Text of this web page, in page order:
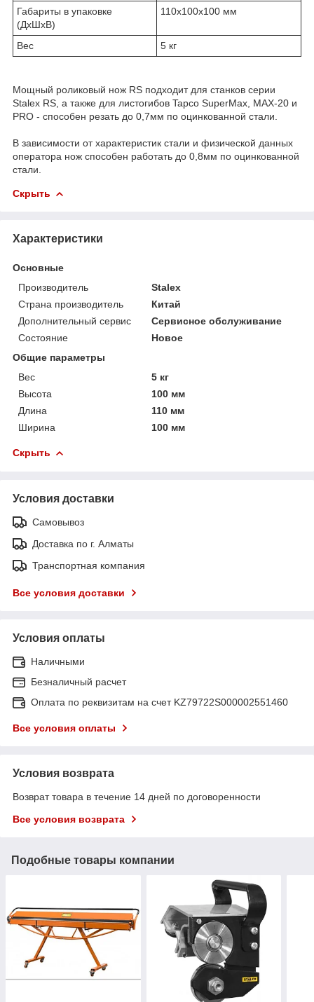
Габариты в упаковке
(ДхШхВ)
110х100х100 мм
Вес 5 кг
Мощный роликовый нож RS подходит для станков серии
Stalex RS, а также для листогибов Tapco SuperMax, MAX-20 и
PRO - способен резать до 0,7мм по оцинкованной стали.
В зависимости от характеристик стали и физической данных
оператора нож способен работать до 0,8мм по оцинкованной
стали.
Скрыть
Характеристики
Основные
Производитель
Stalex
Страна производитель
Китай
Дополнительный сервис
Сервисное обслуживание
Состояние
Новое
Общие параметры
Вес
5 кг
Высота
100 мм
Длина
110 мм
Ширина
100 мм
Скрыть
Условия доставки
Самовывоз
Доставка по г. Алматы
Транспортная компания
Все условия доставки
Условия оплаты
Наличными
Безналичный расчет
Оплата по реквизитам на счет KZ79722S000002551460
Все условия оплаты
Условия возврата
Возврат товара в течение 14 дней по договоренности
Все условия возврата
Подобные товары компании